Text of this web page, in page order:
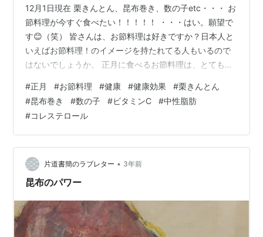
12月1日現在 栗きんとん、昆布巻き、数の子etc・・・ お
節料理が今すぐ食べたい！！！！！ ・・・はい。願望で
す😊（笑） 皆さんは、お節料理は好きですか？日本人と
いえばお節料理！のイメージを持たれてる人もいるので
はないでしょうか。 正月に食べるお節料理は、とても華
なお節料理ですが、見た目の華やかさだけではなく、ビ
タミンやミネラル、食物繊維などの栄養素も豊富に含ま
れています💪 今回は、おせち料理の健康効果について、
お節料理と言えばコレでしょ！・・・的な食材を3つ紹介
します。そうなんです。栄養面でもとっても魅力的な食
べ物なんです😍 ちなみに、おせ…
#正月 #お節料理 #健康 #健康効果 #栗きんとん
#昆布巻き #数の子 #ビタミンC #中性脂肪
#コレステロール
片道書簡のラブレター • 3年前
昆布のパワー